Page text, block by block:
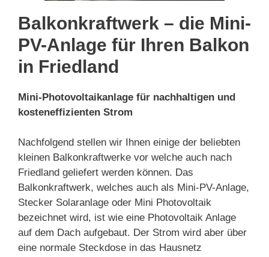
Balkonkraftwerk – die Mini-
PV-Anlage für Ihren Balkon
in Friedland
Mini-Photovoltaikanlage für nachhaltigen und
kosteneffizienten Strom
Nachfolgend stellen wir Ihnen einige der beliebten
kleinen Balkonkraftwerke vor welche auch nach
Friedland geliefert werden können. Das
Balkonkraftwerk, welches auch als Mini-PV-Anlage,
Stecker Solaranlage oder Mini Photovoltaik
bezeichnet wird, ist wie eine Photovoltaik Anlage
auf dem Dach aufgebaut. Der Strom wird aber über
eine normale Steckdose in das Hausnetz